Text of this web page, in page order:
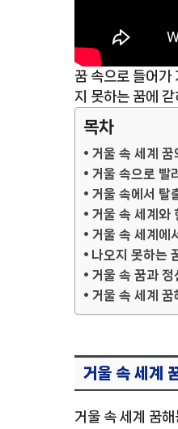
꿈 속으로 들어가
지 못하는 꿈에
목차
거울 속 세계 꿈
거울 속으로 빨
거울 속에서 탈
거울 속 세계와
거울 속 세계에
나오지 못하는
거울 속 꿈과 정
거울 속 세계 꿈
거울 속 세계
거울 속 세계 꿈